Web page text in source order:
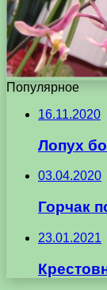
Популярное
16.11.2020
Лопух
03.04.2020
Горчак
23.01.2021